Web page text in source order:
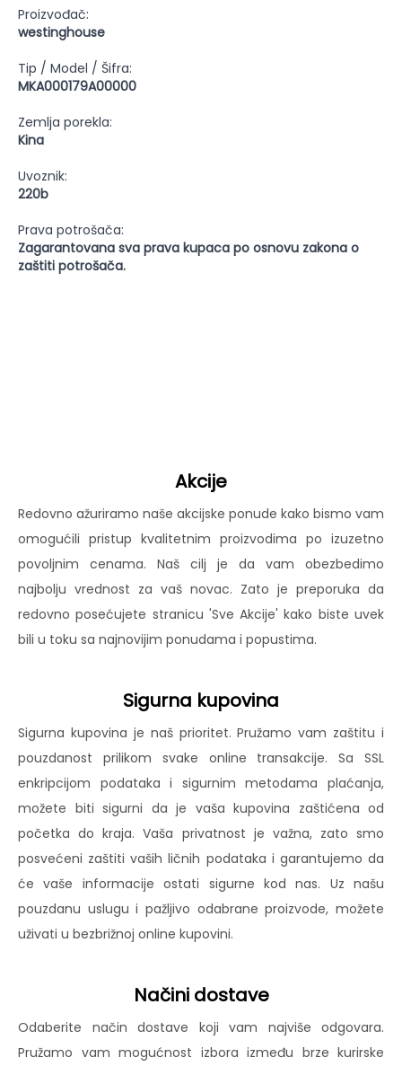
Proizvođač:
westinghouse
Tip / Model / Šifra:
MKA000179A00000
Zemlja porekla:
Kina
Uvoznik:
220b
Prava potrošača:
Zagarantovana sva prava kupaca po osnovu zakona o
zaštiti potrošača.
Akcije
Redovno ažuriramo naše akcijske ponude kako bismo vam
omogućili pristup kvalitetnim proizvodima po izuzetno
povoljnim cenama. Naš cilj je da vam obezbedimo
najbolju vrednost za vaš novac. Zato je preporuka da
redovno posećujete stranicu 'Sve Akcije' kako biste uvek
bili u toku sa najnovijim ponudama i popustima.
Sigurna kupovina
Sigurna kupovina je naš prioritet. Pružamo vam zaštitu i
pouzdanost prilikom svake online transakcije. Sa SSL
enkripcijom podataka i sigurnim metodama plaćanja,
možete biti sigurni da je vaša kupovina zaštićena od
početka do kraja. Vaša privatnost je važna, zato smo
posvećeni zaštiti vaših ličnih podataka i garantujemo da
će vaše informacije ostati sigurne kod nas. Uz našu
pouzdanu uslugu i pažljivo odabrane proizvode, možete
uživati u bezbrižnoj online kupovini.
Načini dostave
Odaberite način dostave koji vam najviše odgovara.
Pružamo vam mogućnost izbora između brze kurirske